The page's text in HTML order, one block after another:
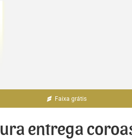
Faixa grátis
entrega